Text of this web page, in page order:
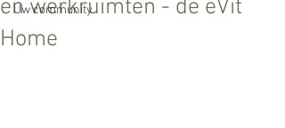
Uw community
en werkruimten - de eVit
Home